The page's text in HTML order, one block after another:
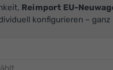
Reimport EU-
konfigurieren – ganz